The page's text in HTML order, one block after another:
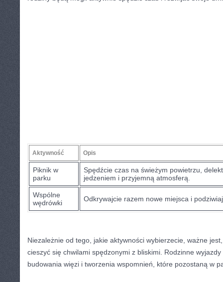
Aktywność Opis
Piknik ⁤w⁤
parku
Spędźcie czas na​ świeżym powietrzu,
jedzeniem i przyjemną atmosferą.
Wspólne
wędrówki
Odkrywajcie razem nowe miejsca i
Niezależnie od ‍tego, jakie aktywności wybierzecie,​ ważne
cieszyć​ się ‍chwilami spędzonymi ​z bliskimi. ‌Rodzinne wyjazdy⁤
budowania więzi i tworzenia ⁣wspomnień, które pozostaną w